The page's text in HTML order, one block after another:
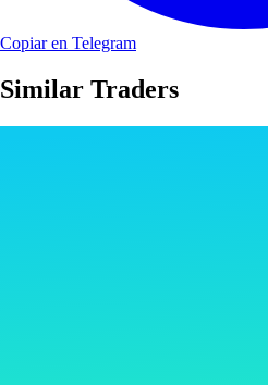
Copiar en Telegram
Similar Traders